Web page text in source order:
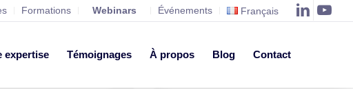
Formations Webinars Événements Français
expertise Témoignages À propos Blog Contact